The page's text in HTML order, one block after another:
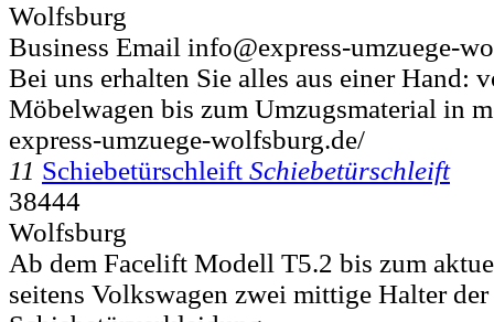
Wolfsburg
Business Email info@express-umzuege-
Bei uns erhalten Sie alles aus einer Hand:
Möbelwagen bis zum Umzugsmaterial in
express-umzuege-wolfsburg.de/
11 Schiebetürschleift Schiebetürschleift
38444
Wolfsburg
Ab dem Facelift Modell T5.2 bis zum
seitens Volkswagen zwei mittige Halter der